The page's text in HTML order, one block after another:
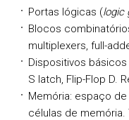
Portas lógicas (logic
Blocos
multiplexers, full-
Dispositivos
S latch, Flip-Flop D.
Memória: espaço
células de memória.